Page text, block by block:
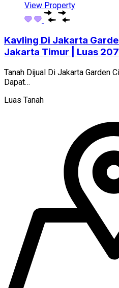
View Property
Kavling Di Jakarta
Jakarta Timur | Luas
Tanah Dijual Di Jakarta Garden
Dapat…
Luas Tanah